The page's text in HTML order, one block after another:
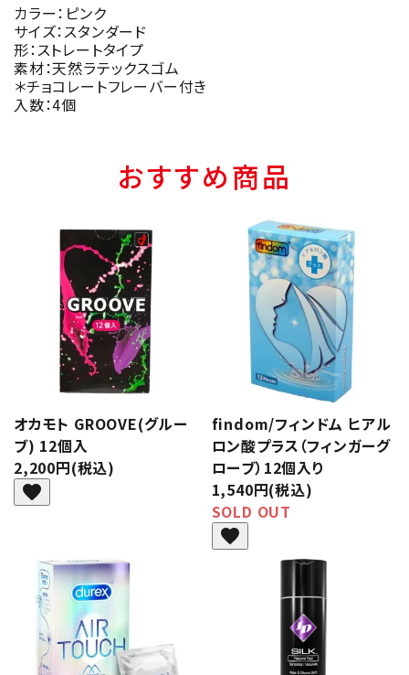
カラー：ピンク
サイズ：スタンダード
形：ストレートタイプ
素材：天然ラテックスゴム
＊チョコレートフレーバー付き
入数：4個
おすすめ商品
オカモト GROOVE(グルー
ブ) 12個入
2,200円(税込)
favorite
findom/フィンドム ヒアル
ロン酸プラス（フィンガーグ
ローブ）12個入り
1,540円(税込)
SOLD OUT
favorite